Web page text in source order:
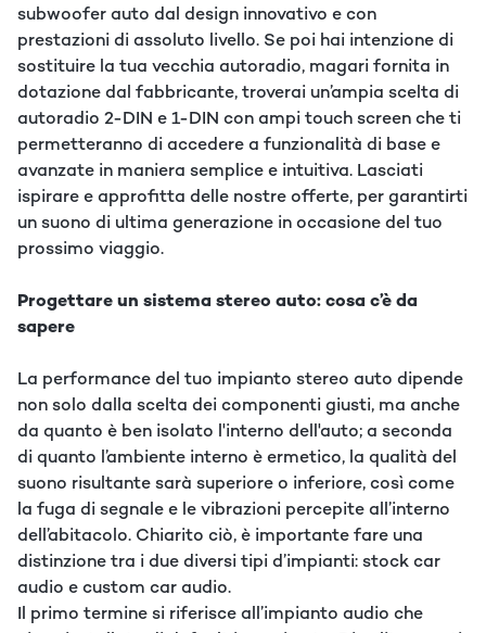
subwoofer auto dal design innovativo e con
prestazioni di assoluto livello. Se poi hai intenzione di
sostituire la tua vecchia autoradio, magari fornita in
dotazione dal fabbricante, troverai un’ampia scelta di
autoradio 2-DIN e 1-DIN con ampi touch screen che ti
permetteranno di accedere a funzionalità di base e
avanzate in maniera semplice e intuitiva. Lasciati
ispirare e approfitta delle nostre offerte, per garantirti
un suono di ultima generazione in occasione del tuo
prossimo viaggio.
Progettare un sistema stereo auto: cosa c’è da
sapere
La performance del tuo impianto stereo auto dipende
non solo dalla scelta dei componenti giusti, ma anche
da quanto è ben isolato l'interno dell'auto; a seconda
di quanto l’ambiente interno è ermetico, la qualità del
suono risultante sarà superiore o inferiore, così come
la fuga di segnale e le vibrazioni percepite all’interno
dell’abitacolo. Chiarito ciò, è importante fare una
distinzione tra i due diversi tipi d’impianti: stock car
audio e custom car audio.
Il primo termine si riferisce all’impianto audio che